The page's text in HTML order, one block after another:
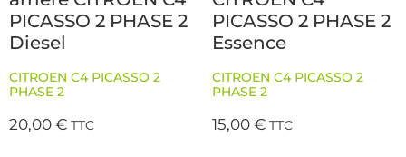
PICASSO 2 PHASE 2
Diesel
CITROEN C4 PICASSO 2
PHASE 2
20,00€ TTC
PICASSO 2 PHASE 2
Essence
CITROEN C4 PICASSO 2
PHASE 2
15,00€ TTC